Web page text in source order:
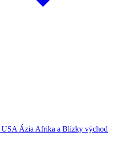
USA ÁziaAfrika a Blízky východ